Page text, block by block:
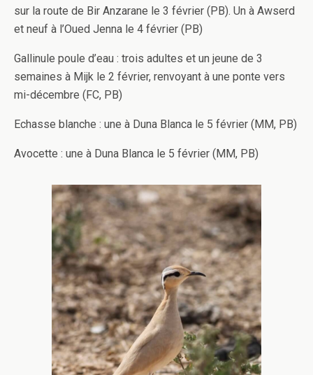
sur la route de Bir Anzarane le 3 février (PB). Un à Awserd
et neuf à l’Oued Jenna le 4 février (PB)
Gallinule poule d’eau : trois adultes et un jeune de 3
semaines à Mijk le 2 février, renvoyant à une ponte vers
mi-décembre (FC, PB)
Echasse blanche : une à Duna Blanca le 5 février (MM, PB)
Avocette : une à Duna Blanca le 5 février (MM, PB)